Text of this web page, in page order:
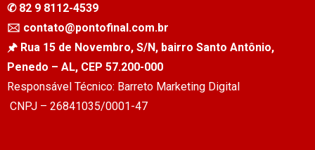
✆ 82 9 8112-4539
🖂 contato@pontofinal.com.br
🖈 Rua 15 de Novembro, S/N, bairro Santo Antônio,
Penedo – AL, CEP 57.200-000
Responsável Técnico: Barreto Marketing Digital
CNPJ – 26841035/0001-47